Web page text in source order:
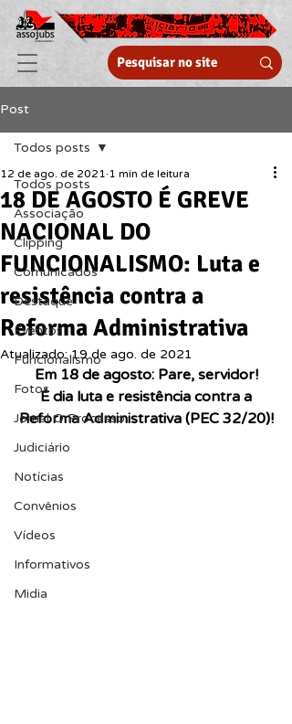
Post
Todos posts
Associação
Clipping
Comunicados
Destaque
Eventos
Funcionalismo
Fotos
Jornal O Processo
Judiciário
Notícias
Convênios
Vídeos
Informativos
Midia
Todos posts
18 DE AGOSTO É GREVE
NACIONAL DO
FUNCIONALISMO: Luta e
resistência contra a
Reforma Administrativa
12 de ago. de 2021 1 min de leitura
Atualizado:19 de ago. de 2021
Em 18 de agosto: Pare, servidor!
É dia luta e resistência contra a
Reforma Administrativa (PEC 32/20)!